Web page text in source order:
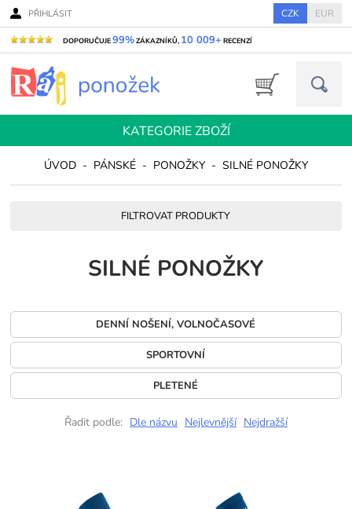
PŘIHLÁSIT CZK EUR
DOPORUČUJE99%ZÁKAZNÍKŮ, 10 009+ RECENZÍ
KATEGORIE ZBOŽÍ
ÚVOD - PÁNSKÉ - PONOŽKY - SILNÉ PONOŽKY
FILTROVAT PRODUKTY
SILNÉ PONOŽKY
DENNÍ NOŠENÍ, VOLNOČASOVÉ
SPORTOVNÍ
PLETENÉ
Řadit podle: Dle názvu Nejlevnější Nejdražší